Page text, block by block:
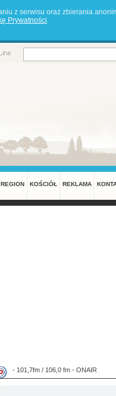
z serwisu oraz zbierania
Prywatności.
REGION KOŚCIÓŁ REKLAMA
- 101,7fm / 106,0 fm - ONAIR